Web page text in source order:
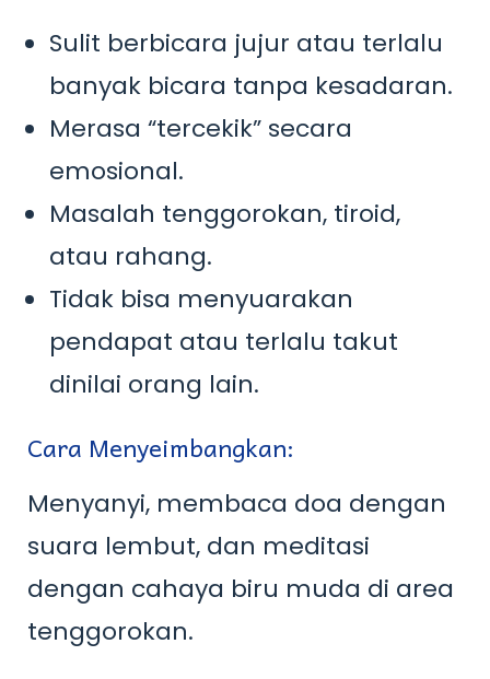
Sulit berbicara jujur atau terlalu
banyak bicara tanpa kesadaran.
Merasa “tercekik” secara
emosional.
Masalah tenggorokan, tiroid,
atau rahang.
Tidak bisa menyuarakan
pendapat atau terlalu takut
dinilai orang lain.
Cara Menyeimbangkan:
Menyanyi, membaca doa dengan
suara lembut, dan meditasi
dengan cahaya biru muda di area
tenggorokan.